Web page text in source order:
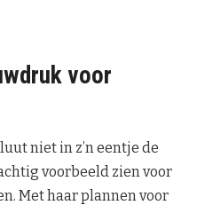
voor
niet in z’n eentje de
voorbeeld zien voor
Met haar plannen voor